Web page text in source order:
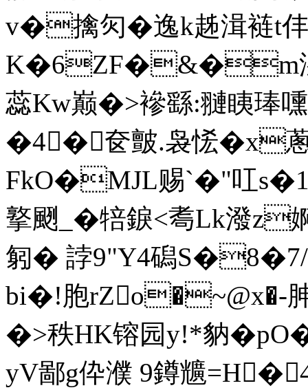
v�擒灳�逸k趀湒裢t仹
K�6ZF�&�m滋
蕊Kw巅�>襂繇:翴眱 琫
�4�奁皽.袅恡�x
FkO�MJL赐`�"叿s�1c
撉颲_�犃錑<耈Lk潑
匑� 誖9"Y4磶S�8�7/
bi�!胞rZo�~@x�-
�>秩HK镕园y!*豽
yV鄙g伜濮 9鐏兤=H�